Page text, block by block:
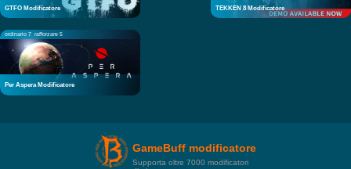
GTFO Modificatore TEKKEN 8 Modificatore
ordinario 7 rafforzare 5
Per Aspera Modificatore
GameBuff modificatore
Supporta oltre 7000 modificatori